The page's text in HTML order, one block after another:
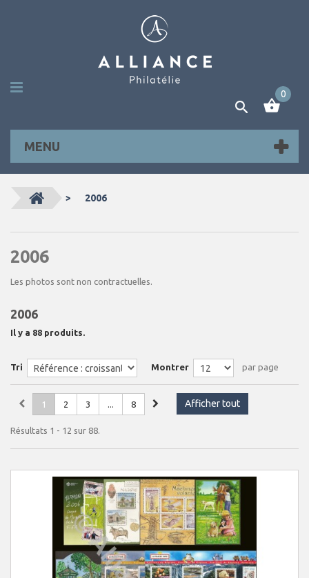
0
MENU
> 2006
2006
Les photos sont non contractuelles.
2006
Il y a 88 produits.
Tri Montrer par page
Afficher tout
1 2 3 ... 8
Résultats 1 - 12 sur 88.